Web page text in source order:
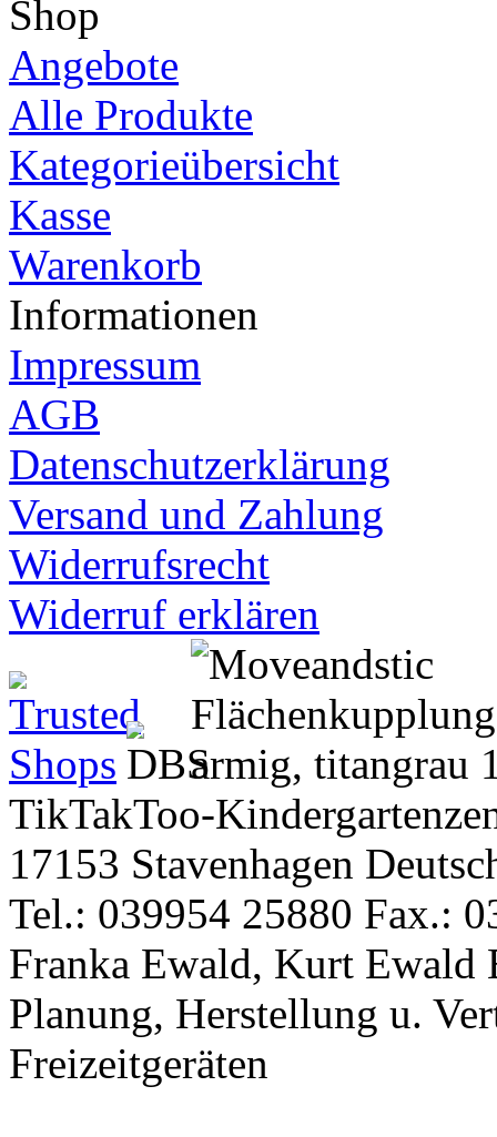
Shop
Angebote
Alle Produkte
Kategorieübersicht
Kasse
Warenkorb
Informationen
Impressum
AGB
Datenschutzerklärung
Versand und Zahlung
Widerrufsrecht
Widerruf erklären
TikTakToo-
17153 Stavenhagen
Tel.: 039954 25880 Fax.:
Franka Ewald, Kurt Ewald
Planung, Herstellung u.
Freizeitgeräten